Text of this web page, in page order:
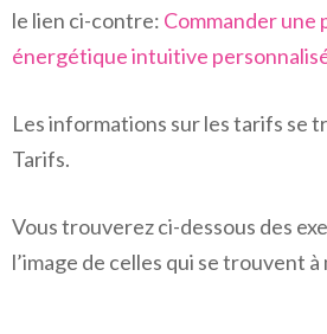
le lien ci-contre: Commander une
énergétique intuitive
Les informations sur les tarifs se
Tarifs.
Vous trouverez ci-dessous des
l’image de celles qui se trouvent